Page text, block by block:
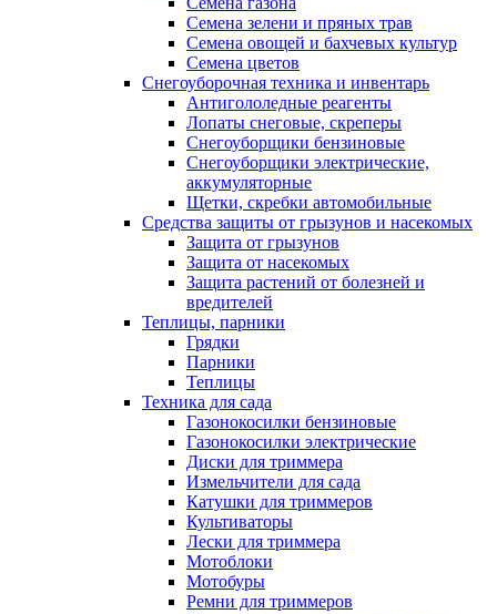
Семена зелени и пряных трав
Семена овощей и бахчевых культур
Семена цветов
Снегоуборочная техника и инвентарь
Антигололедные реагенты
Лопаты снеговые, скреперы
Снегоуборщики бензиновые
Снегоуборщики электрические,
аккумуляторные
Щетки, скребки автомобильные
Средства защиты от грызунов и насекомых
Защита от грызунов
Защита от насекомых
Защита растений от болезней и
вредителей
Теплицы, парники
Грядки
Парники
Теплицы
Техника для сада
Газонокосилки бензиновые
Газонокосилки электрические
Диски для триммера
Измельчители для сада
Катушки для триммеров
Культиваторы
Лески для триммера
Мотоблоки
Мотобуры
Ремни для триммеров